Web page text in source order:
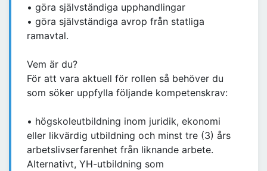
• göra självständiga upphandlingar
• göra självständiga avrop från statliga
ramavtal.
Vem är du?
För att vara aktuell för rollen så behöver du
som söker uppfylla följande kompetenskrav:
• högskoleutbildning inom juridik, ekonomi
eller likvärdig utbildning och minst tre (3) års
arbetslivserfarenhet från liknande arbete.
Alternativt, YH-utbildning som